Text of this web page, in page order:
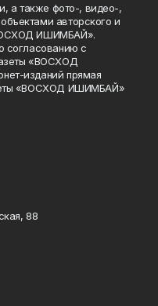
а также фото-, видео-,
авторского и
ИШИМБАЙ».
согласованию с
«ВОСХОД
изданий прямая
«ВОСХОД ИШИМБАЙ»
88